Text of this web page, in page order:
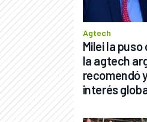
Agtech
Milei la
la agtech
recomendó
interés